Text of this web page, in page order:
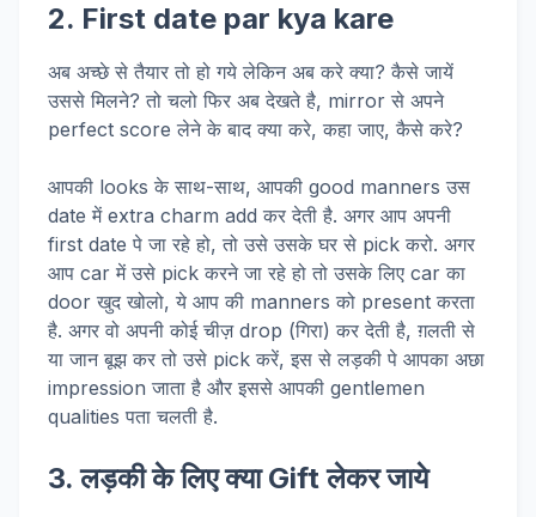
2. First date par kya kare
अब अच्छे से तैयार तो हो गये लेकिन अब करे क्या? कैसे जायें
उससे मिलने? तो चलो फिर अब देखते है, mirror से अपने
perfect score लेने के बाद क्या करे, कहा जाए, कैसे करे?
आपकी looks के साथ-साथ, आपकी good manners उस
date में extra charm add कर देती है. अगर आप अपनी
first date पे जा रहे हो, तो उसे उसके घर से pick करो. अगर
आप car में उसे pick करने जा रहे हो तो उसके लिए car का
door खुद खोलो, ये आप की manners को present करता
है. अगर वो अपनी कोई चीज़ drop (गिरा) कर देती है, ग़लती से
या जान बूझ कर तो उसे pick करें, इस से लड़की पे आपका अछा
impression जाता है और इससे आपकी gentlemen
qualities पता चलती है.
3. लड़की के लिए क्या Gift लेकर जाये